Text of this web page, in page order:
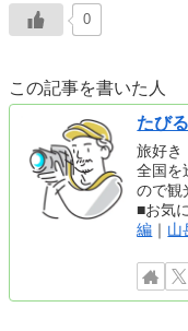
0
この記事を書いた人
たびる
旅好き
全国を
ので観
■お気
編 ｜ 山